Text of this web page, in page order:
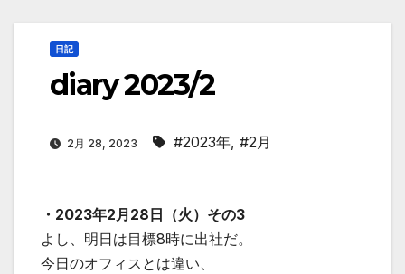
日記
diary 2023/2
2月 28, 2023 #2023年, #2月
・2023年2月28日（火）その3
よし、明日は目標8時に出社だ。
今日のオフィスとは違い、